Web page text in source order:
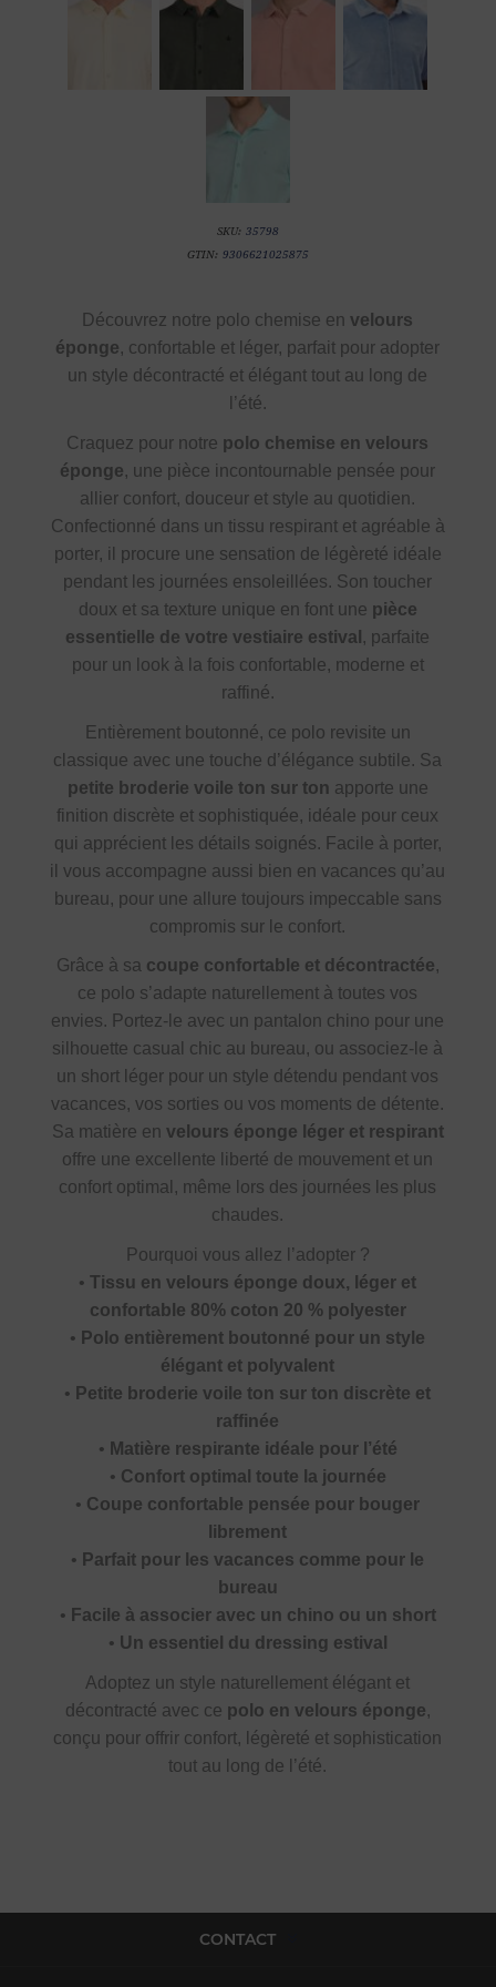
SKU: 35798
GTIN: 9306621025875
Découvrez notre polo chemise envelours
éponge, confortable et léger, parfait pour adopter
un style décontracté et élégant tout au long de
l’été.
Craquez pour notre polo chemise en velours
éponge, une pièce incontournable pensée pour
allier confort, douceur et style au quotidien.
Confectionné dans un tissu respirant et agréable à
porter, il procure une sensation de légèreté idéale
pendant les journées ensoleillées. Son toucher
doux et sa texture unique en font une pièce
essentielle de votre vestiaire estival , parfaite
pour un look à la fois confortable, moderne et
raffiné.
Entièrement boutonné, ce polo revisite un
classique avec une touche d’élégance subtile. Sa
petite broderie voile ton sur ton apporte une
finition discrète et sophistiquée, idéale pour ceux
qui apprécient les détails soignés. Facile à porter,
il vous accompagne aussi bien en vacances qu’au
bureau, pour une allure toujours impeccable sans
compromis sur le confort.
Grâce à sa coupe confortable et décontractée,
ce polo s’adapte naturellement à toutes vos
envies. Portez-le avec un pantalon chino pour une
silhouette casual chic au bureau, ou associez-le à
un short léger pour un style détendu pendant vos
vacances, vos sorties ou vos moments de détente.
Sa matière en velours éponge léger et respirant
offre une excellente liberté de mouvement et un
confort optimal, même lors des journées les plus
chaudes.
Pourquoi vous allez l’adopter ?
•Tissu en velours éponge doux, léger et
confortable 80% coton 20 % polyester
• Polo entièrement boutonné pour un style
élégant et polyvalent
• Petite broderie voile ton sur ton discrète et
raffinée
• Matière respirante idéale pour l’été
• Confort optimal toute la journée
• Coupe confortable pensée pour bouger
librement
• Parfait pour les vacances comme pour le
bureau
• Facile à associer avec un chino ou un short
• Un essentiel du dressing estival
Adoptez un style naturellement élégant et
décontracté avec ce polo en velours éponge,
conçu pour offrir confort, légèreté et sophistication
tout au long de l’été.
CONTACT